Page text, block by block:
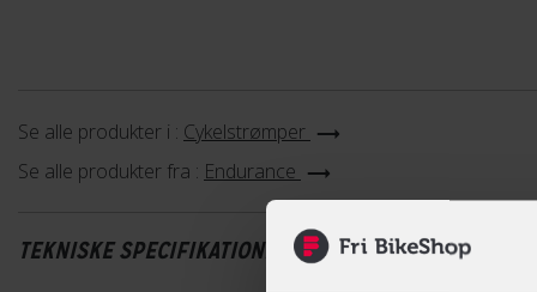
Se alle produkter i : Cykelstrømper
Se alle produkter fra : Endurance
TEKNISKE SPECIFIKATIONER